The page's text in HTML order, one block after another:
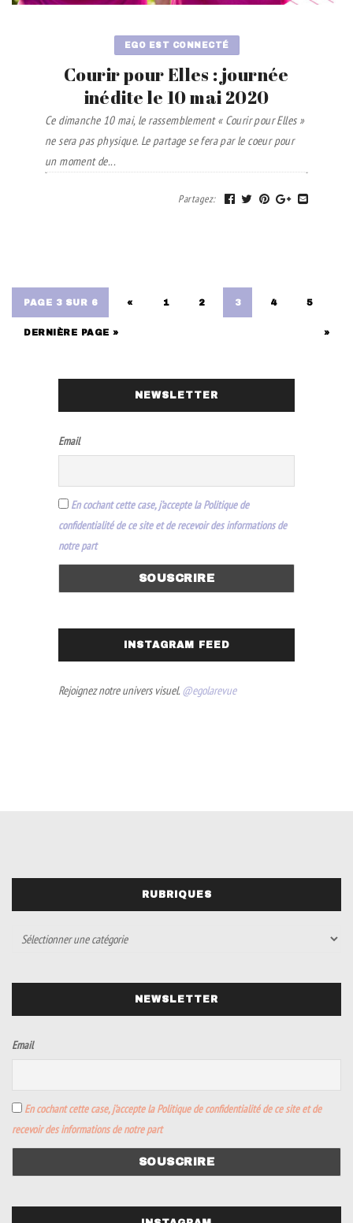
EGO EST CONNECTÉ
Courir pour Elles : journée
inédite le 10 mai 2020
Ce dimanche 10 mai, le rassemblement « Courir pour Elles »
ne sera pas physique. Le partage se fera par le coeur pour
un moment de...
Partagez:
PAGE 3 SUR 6 « 1 2 3 4 5
»
DERNIÈRE PAGE »
NEWSLETTER
Email
En cochant cette case, j’accepte la Politique de
confidentialité de ce site et de recevoir des informations de
notre part
INSTAGRAM FEED
Rejoignez notre univers visuel. @egolarevue
RUBRIQUES
NEWSLETTER
Email
En cochant cette case, j’accepte la Politique de confidentialité de ce site et de
recevoir des informations de notre part